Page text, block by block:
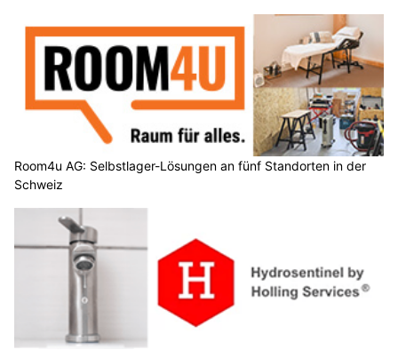
Room4u AG: Selbstlager-Lösungen an fünf Standorten in der
Schweiz